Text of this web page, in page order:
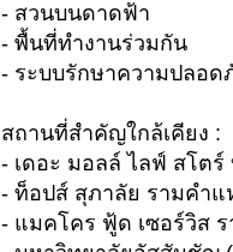
- สวนบนดาดฟ้า
- พื้นที่ทำงานร่วมกัน
- ระบบรักษาความปลอด
สถานที่สำคัญใกล้เคียง :
- เดอะ มอลล์ ไลฟ์ สโตร์
- ท็อปส์ สุภาลัย รามคำ
- แมคโคร ฟู้ด เซอร์วิส